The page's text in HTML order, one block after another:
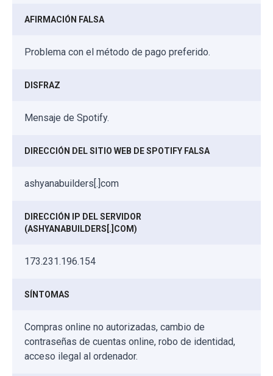
AFIRMACIÓN FALSA
Problema con el método de pago preferido.
DISFRAZ
Mensaje de Spotify.
DIRECCIÓN DEL SITIO WEB DE SPOTIFY FALSA
ashyanabuilders[.]com
DIRECCIÓN IP DEL SERVIDOR
(ASHYANABUILDERS[.]COM)
173.231.196.154
SÍNTOMAS
Compras online no autorizadas, cambio de
contraseñas de cuentas online, robo de identidad,
acceso ilegal al ordenador.